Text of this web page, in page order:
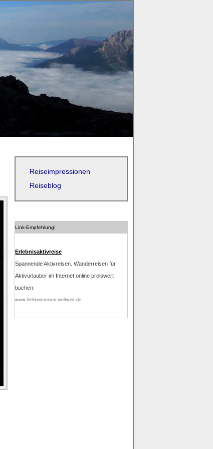
Reiseimpressionen
Reiseblog
Link-Empfehlung!
Erlebnisaktivreise
Spannende Aktivreisen. Wanderreisen für
Aktivurlauber im Internet online preiswert
buchen.
www.Erlebnisreisen-weltweit.de